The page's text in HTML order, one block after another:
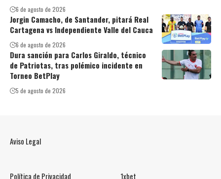
6 de agosto de 2026
Jorgin Camacho, de Santander, pitará Real
Cartagena vs Independiente Valle del Cauca
6 de agosto de 2026
Dura sanción para Carlos Giraldo, técnico
de Patriotas, tras polémico incidente en
Torneo BetPlay
5 de agosto de 2026
Aviso Legal
Política de Privacidad 1xbet